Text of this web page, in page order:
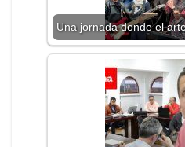
Una jornada donde el